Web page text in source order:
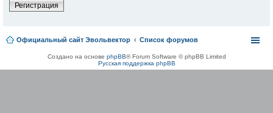
Регистрация
Официальный сайт Эвольвектор Список форумов
Создано на основе phpBB® Forum Software © phpBB Limited
Русская поддержка phpBB